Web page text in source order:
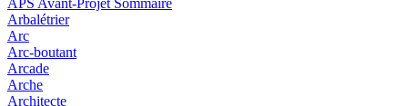
APS Avant-Projet Sommaire
Arbalétrier
Arc
Arc-boutant
Arcade
Arche
Architecte